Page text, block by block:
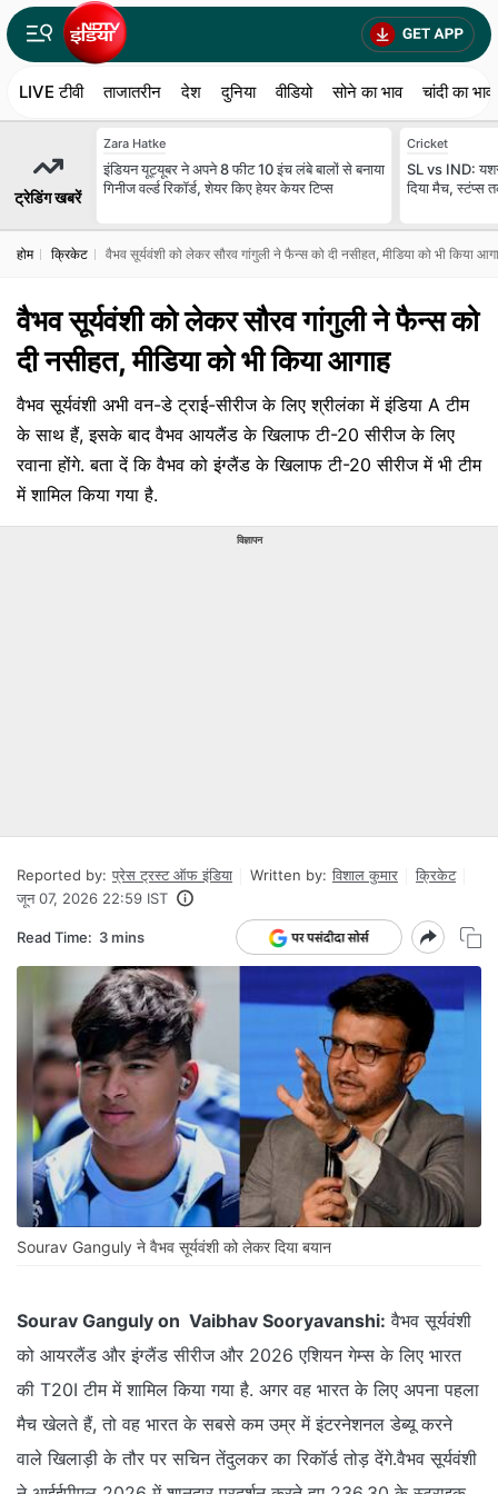
LIVE टीवी ताजातरीन देश दुनिया वीडियो सोने का भाव चांदी का भाव
ट्रेडिंग खबरें
Zara Hatke
इंडियन यूट्यूबर ने अपने 8 फीट 10 इंच लंबे बालों से बनाया
गिनीज वर्ल्ड रिकॉर्ड, शेयर किए हेयर केयर टिप्स
Cricket
SL vs IND:
दिया मैच, स्टंप्स
होम क्रिकेट वैभव सूर्यवंशी को लेकर सौरव गांगुली ने फैन्स को दी नसीहत, मीडिया को भी किया
वैभव सूर्यवंशी को लेकर सौरव गांगुली ने फैन्स को
दी नसीहत, मीडिया को भी किया आगाह
वैभव सूर्यवंशी अभी वन-डे ट्राई-सीरीज के लिए श्रीलंका में इंडिया A टीम
के साथ हैं, इसके बाद वैभव आयलैंड के खिलाफ टी-20 सीरीज के लिए
रवाना होंगे. बता दें कि वैभव को इंग्लैंड के खिलाफ टी-20 सीरीज में भी टीम
में शामिल किया गया है.
विज्ञापन
Reported by: प्रेस ट्रस्ट ऑफ इंडिया Written by: विशाल कुमार
क्रिकेट
जून 07, 2026 22:59 IST
Read Time: 3 mins
Sourav Ganguly ने वैभव सूर्यवंशी को लेकर दिया बयान
Sourav Ganguly on Vaibhav Sooryavanshi: वैभव सूर्यवंशी
को आयरलैंड और इंग्लैंड सीरीज और 2026 एशियन गेम्स के लिए भारत
की T20I टीम में शामिल किया गया है. अगर वह भारत के लिए अपना पहला
मैच खेलते हैं, तो वह भारत के सबसे कम उम्र में इंटरनेशनल डेब्यू करने
वाले खिलाड़ी के तौर पर सचिन तेंदुलकर का रिकॉर्ड तोड़ देंगे.वैभव सूर्यवंशी